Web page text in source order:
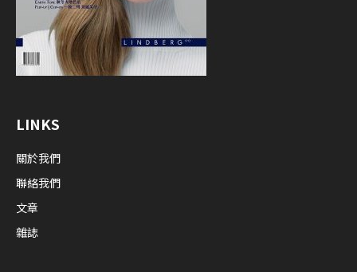
LINKS
關於我們
聯絡我們
文章
雜誌